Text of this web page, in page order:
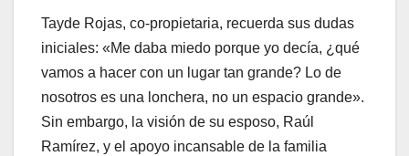
Tayde Rojas, co-propietaria, recuerda sus dudas
iniciales: «Me daba miedo porque yo decía, ¿qué
vamos a hacer con un lugar tan grande? Lo de
nosotros es una lonchera, no un espacio grande».
Sin embargo, la visión de su esposo, Raúl
Ramírez, y el apoyo incansable de la familia